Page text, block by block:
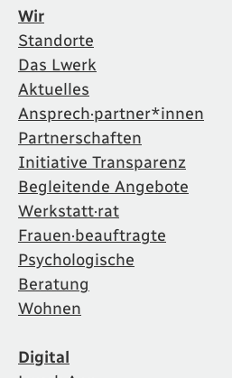
Wir
Standorte
Das Lwerk
Aktuelles
Ansprech·partner*innen
Partnerschaften
Initiative Transparenz
Begleitende Angebote
Werkstatt·rat
Frauen·beauftragte
Psychologische
Beratung
Wohnen
Digital